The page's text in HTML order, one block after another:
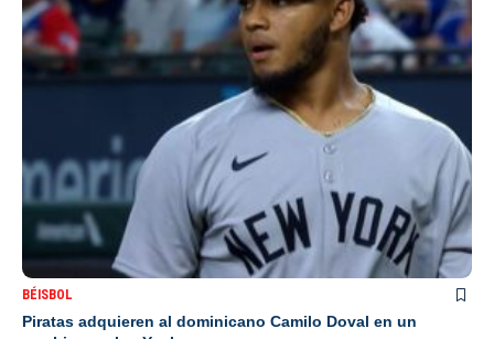
BÉISBOL
Piratas adquieren al dominicano Camilo Doval en un